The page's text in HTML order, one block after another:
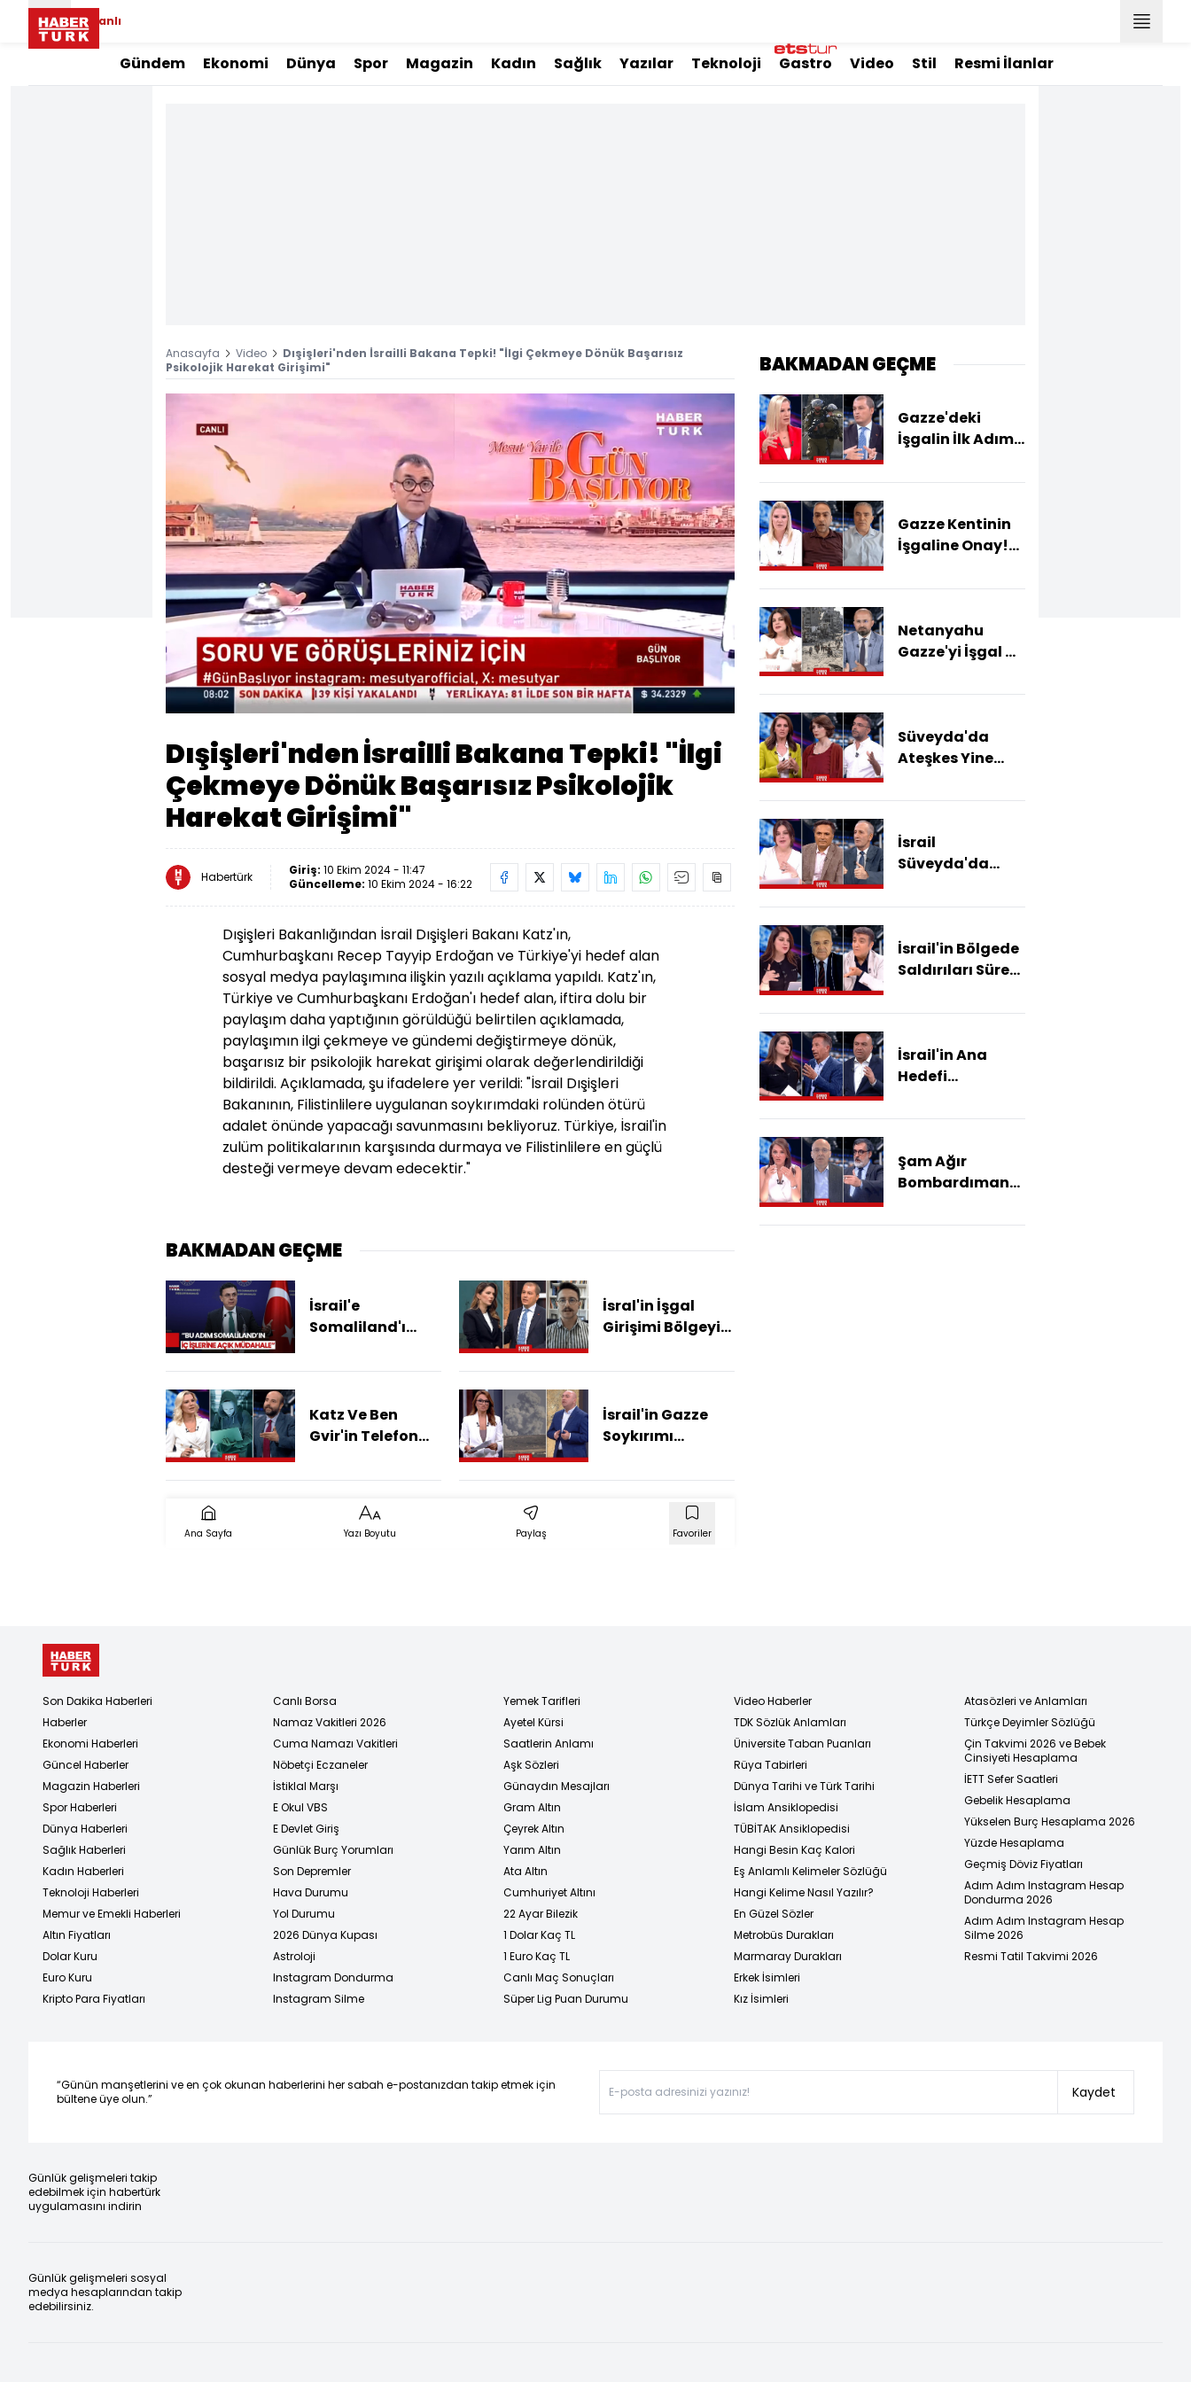
Canlı
Gündem Ekonomi Dünya Spor Magazin Kadın Sağlık Yazılar Teknoloji Gastro Video Stil Resmi İlanlar
Anasayfa Video
Dışişleri'nden İsrailli Bakana Tepki! "İlgi Çekmeye Dönük Başarısız
Psikolojik Harekat Girişimi"
Sesi
Yüklendi:
69.87%
Oynatma
Dışişleri'nden İsrailli Bakana Tepki! "İlgi
Çekmeye Dönük Başarısız Psikolojik
Harekat Girişimi"
Habertürk Giriş: 10 Ekim 2024 - 11:47
Güncelleme: 10 Ekim 2024 - 16:22
Dışişleri Bakanlığından İsrail Dışişleri Bakanı Katz'ın,
Cumhurbaşkanı Recep Tayyip Erdoğan ve Türkiye'yi hedef alan
sosyal medya paylaşımına ilişkin yazılı açıklama yapıldı. Katz'ın,
Türkiye ve Cumhurbaşkanı Erdoğan'ı hedef alan, iftira dolu bir
paylaşım daha yaptığının görüldüğü belirtilen açıklamada,
paylaşımın ilgi çekmeye ve gündemi değiştirmeye dönük,
başarısız bir psikolojik harekat girişimi olarak değerlendirildiği
bildirildi. Açıklamada, şu ifadelere yer verildi: "İsrail Dışişleri
Bakanının, Filistinlilere uygulanan soykırımdaki rolünden ötürü
adalet önünde yapacağı savunmasını bekliyoruz. Türkiye, İsrail'in
zulüm politikalarının karşısında durmaya ve Filistinlilere en güçlü
desteği vermeye devam edecektir."
BAKMADAN GEÇME
İsrail'e
Somaliland'ı
Türkiye'den
İsral'in İşgal
Girişimi Bölgeyi
Katz Ve Ben
Gvir'in Telefon
Kim, Nasıl Buldu?
İsrail'in Gazze
Soykırımı
Hedefte Mi?
Ana Sayfa Yazı Boyutu Paylaş Favoriler
BAKMADAN GEÇME
Gazze'deki
İşgalin İlk Adımı:
Gazze'de
Ne Olacak?
Gazze Kentinin
İşgaline Onay!
Diyecek?
Netanyahu
Gazze'yi İşgal Mi
Süveyda'da
Ateşkes Yine
Arap Çatışması
İsrail
Süveyda'da
Çatışmasını Mı
İsrail'in Bölgede
Saldırıları Sürer
Olur?
İsrail'in Ana
Hedefi
Şam Ağır
Bombardıman
Suriye'de Geri
Son Dakika Haberleri
Haberler
Ekonomi Haberleri
Güncel Haberler
Magazin Haberleri
Spor Haberleri
Dünya Haberleri
Sağlık Haberleri
Kadın Haberleri
Teknoloji Haberleri
Memur ve Emekli Haberleri
Altın Fiyatları
Dolar Kuru
Euro Kuru
Kripto Para Fiyatları
Canlı Borsa
Namaz Vakitleri 2026
Cuma Namazı Vakitleri
Nöbetçi Eczaneler
İstiklal Marşı
E Okul VBS
E Devlet Giriş
Günlük Burç Yorumları
Son Depremler
Hava Durumu
Yol Durumu
2026 Dünya Kupası
Astroloji
Instagram Dondurma
Instagram Silme
Yemek Tarifleri
Ayetel Kürsi
Saatlerin Anlamı
Aşk Sözleri
Günaydın Mesajları
Gram Altın
Çeyrek Altın
Yarım Altın
Ata Altın
Cumhuriyet Altını
22 Ayar Bilezik
1 Dolar Kaç TL
1 Euro Kaç TL
Canlı Maç Sonuçları
Süper Lig Puan Durumu
Video Haberler
TDK Sözlük Anlamları
Üniversite Taban Puanları
Rüya Tabirleri
Dünya Tarihi ve Türk Tarihi
İslam Ansiklopedisi
TÜBİTAK Ansiklopedisi
Hangi Besin Kaç Kalori
Eş Anlamlı Kelimeler Sözlüğü
Hangi Kelime Nasıl Yazılır?
En Güzel Sözler
Metrobüs Durakları
Marmaray Durakları
Erkek İsimleri
Kız İsimleri
Atasözleri ve Anlamları
Türkçe Deyimler Sözlüğü
Çin Takvimi 2026 ve Bebek
Cinsiyeti Hesaplama
İETT Sefer Saatleri
Gebelik Hesaplama
Yükselen Burç Hesaplama 2026
Yüzde Hesaplama
Geçmiş Döviz Fiyatları
Adım Adım Instagram Hesap
Dondurma 2026
Adım Adım Instagram Hesap
Silme 2026
Resmi Tatil Takvimi 2026
“Günün manşetlerini ve en çok okunan haberlerini her sabah e-postanızdan takip etmek için
bültene üye olun.”
Kaydet
Günlük gelişmeleri takip
edebilmek için habertürk
uygulamasını indirin
Günlük gelişmeleri sosyal
medya hesaplarından takip
edebilirsiniz.